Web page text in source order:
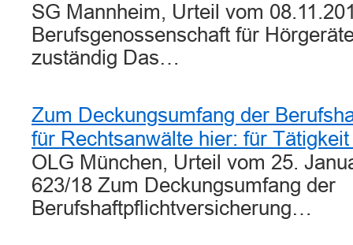
SG Mannheim, Urteil vom
Berufsgenossenschaft für
zuständig Das…
Zum Deckungsumfang der
für Rechtsanwälte hier: für
OLG München, Urteil vom 25.
623/18 Zum Deckungsumfang der
Berufshaftpflichtversicherung…